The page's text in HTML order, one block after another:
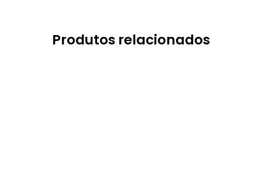
Produtos relacionados